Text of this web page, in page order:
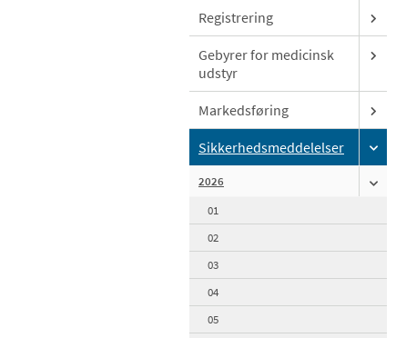
Registrering
Gebyrer for medicinsk
udstyr
Markedsføring
Sikkerhedsmeddelelser
2026
01
02
03
04
05